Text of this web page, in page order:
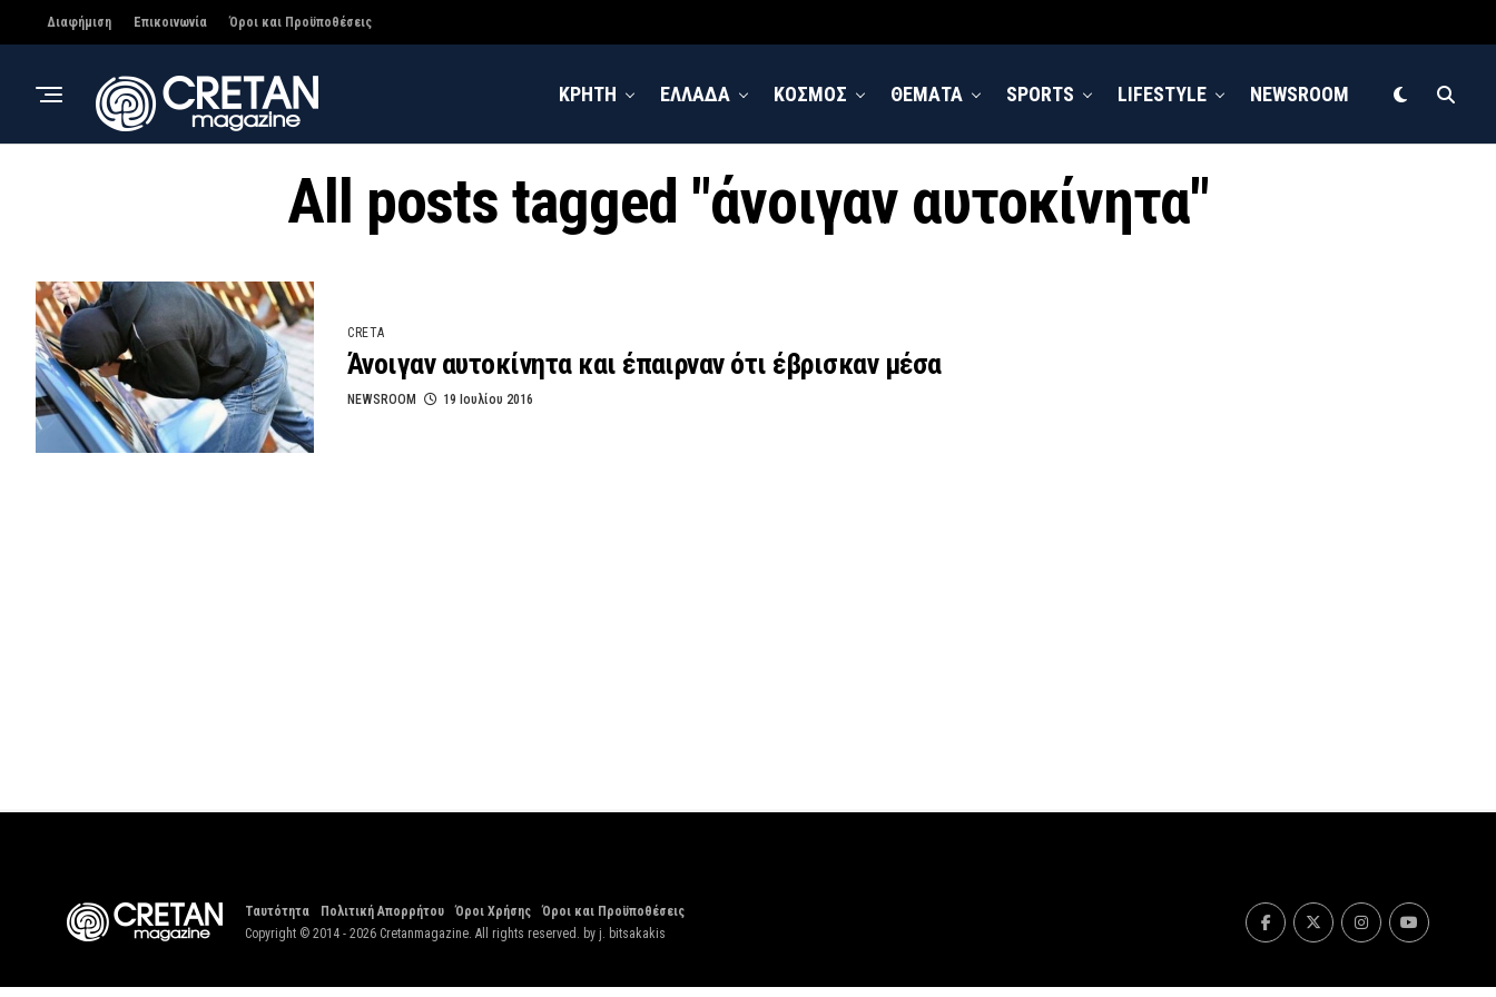
Διαφήμιση Επικοινωνία Όροι και Προϋποθέσεις
ΚΡΗΤΗ ΕΛΛΑΔΑ ΚΟΣΜΟΣ ΘΕΜΑΤΑ SPORTS LIFESTYLE NEWSROOM
All posts tagged "άνοιγαν αυτοκίνητα"
CRETA
Άνοιγαν αυτοκίνητα και έπαιρναν ότι έβρισκαν μέσα
NEWSROOM 19 Ιουλίου 2016
Ταυτότητα Πολιτική Απορρήτου Όροι Χρήσης
Όροι και Προϋποθέσεις
Copyright © 2014 - 2026 Cretanmagazine. All rights reserved. by j. bitsakakis